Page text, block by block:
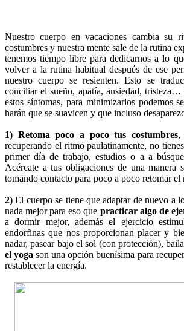
Nuestro cuerpo en vacaciones cambia su
costumbres y nuestra mente sale de la rutina
tenemos tiempo libre para dedicarnos a lo
volver a la rutina habitual después de ese
nuestro cuerpo se resienten. Esto se
conciliar el sueño, apatía, ansiedad,
estos síntomas, para minimizarlos podemos
harán que se suavicen y que incluso
1) Retoma poco a poco tus costumbres,
recuperando el ritmo paulatinamente, no
primer día de trabajo, estudios o a a
Acércate a tus obligaciones de una manera
tomando contacto para poco a poco retomar
2) El cuerpo se tiene que adaptar de nuevo a
nada mejor para eso que practicar algo de
a dormir mejor, además el ejercicio
endorfinas que nos proporcionan placer y
nadar, pasear bajo el sol (con protección),
el yoga son una opción buenísima para
restablecer la energía.